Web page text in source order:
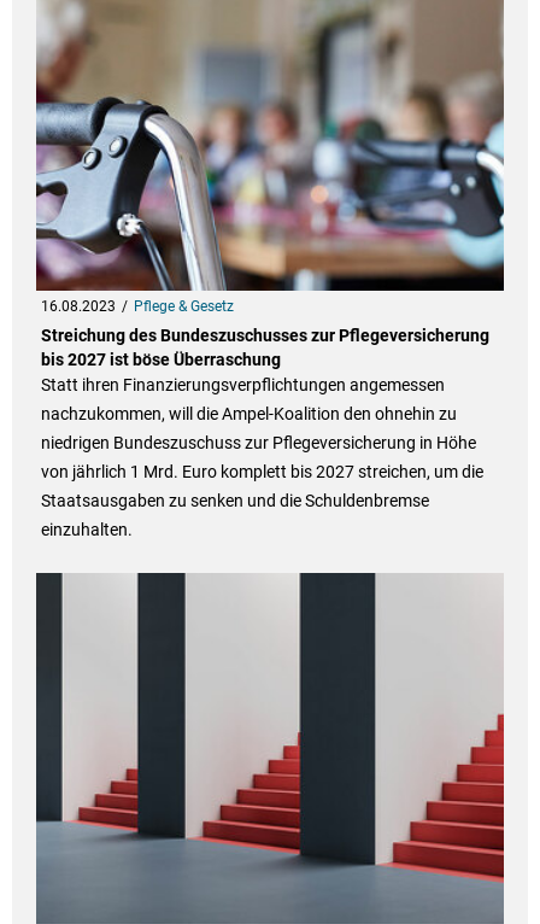
16.08.2023 Pflege & Gesetz
Streichung des Bundeszuschusses zur Pflegeversicherung
bis 2027 ist böse Überraschung
Statt ihren Finanzierungsverpflichtungen angemessen
nachzukommen, will die Ampel-Koalition den ohnehin zu
niedrigen Bundeszuschuss zur Pflegeversicherung in Höhe
von jährlich 1 Mrd. Euro komplett bis 2027 streichen, um die
Staatsausgaben zu senken und die Schuldenbremse
einzuhalten.